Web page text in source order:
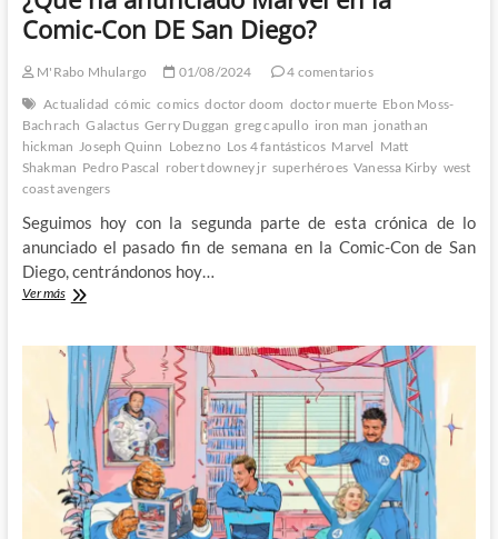
Comic-Con DE San Diego?
M'Rabo Mhulargo 01/08/2024
4 comentarios
Actualidad cómic comics doctor doom doctor muerte Ebon Moss-
Bachrach Galactus Gerry Duggan greg capullo iron man jonathan
hickman Joseph Quinn Lobezno Los 4 fantásticos Marvel Matt
Shakman Pedro Pascal robert downey jr superhéroes Vanessa Kirby west
coast avengers
Seguimos hoy con la segunda parte de esta crónica de lo
anunciado el pasado fin de semana en la Comic-Con de San
Diego, centrándonos hoy…
Ver más¿Qué
Marvel
en
Comic-
Con
DE
San
Diego?